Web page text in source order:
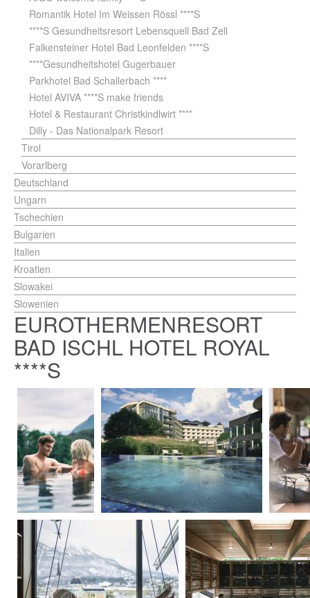
Romantik Hotel Im Weissen Rössl ****S
****S Gesundheitsresort Lebensquell Bad Zell
Falkensteiner Hotel Bad Leonfelden ****S
****Gesundheitshotel Gugerbauer
Parkhotel Bad Schallerbach ****
Hotel AVIVA ****S make friends
Hotel & Restaurant Christkindlwirt ****
Dilly - Das Nationalpark Resort
Tirol
Vorarlberg
Deutschland
Ungarn
Tschechien
Bulgarien
Italien
Kroatien
Slowakei
Slowenien
EUROTHERMENRESORT
BAD ISCHL HOTEL ROYAL
****S